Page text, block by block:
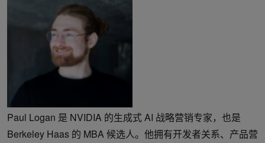
Paul Logan 是 NVIDIA 的生成式 AI 战略营销专家，也是
Berkeley Haas 的 MBA 候选人。他拥有开发者关系、产品营